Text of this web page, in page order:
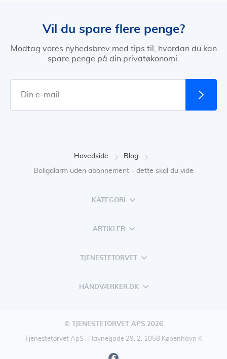
Vil du spare flere penge?
Modtag vores nyhedsbrev med tips til, hvordan du kan
spare penge på din privatøkonomi.
Hovedside Blog
Boligalarm uden abonnement - dette skal du vide
KATEGORI
ARTIKLER
TJENESTETORVET
HÅNDVÆRKER.DK
© TJENESTETORVET APS 2026
Tjenestetorvet ApS , Havnegade 29, 2. 1058 København K